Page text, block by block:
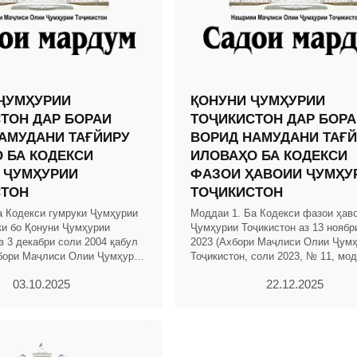
ДАР БОРАИ
ТАҒЙИРУ
БА КОДЕКСИ
гумруки Ҷумҳурии
бо Қонуни Ҷумҳурии
3 декабри соли 2004 қабул
Маҷлиси Олии Ҷумҳурии
03.10.2025
ҚОНУНИ ҶУМҲУРИИ
ТОҶИКИСТОН ДАР
ВОРИД НАМУДАНИ
ИЛОВАҲО БА КОДЕКСИ
ФАЗОИ ҲАВОИИ
ТОҶИКИСТОН
Моддаи 1. Ба Кодекси фазои
Ҷумҳурии Тоҷикистон аз 13
2023 (Ахбори Маҷлиси Олии
Тоҷикистон, соли 2023, № 11,
22.12.2025